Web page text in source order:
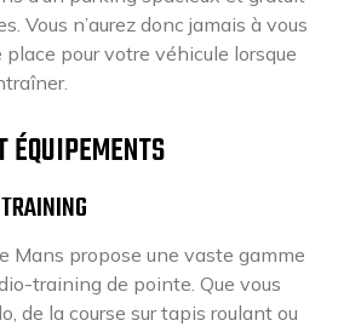
Vous n’aurez donc jamais à vous
place pour votre véhicule lorsque
ÉQUIPEMENTS
Mans propose une vaste gamme
training de pointe. Que vous
de la course sur tapis roulant ou